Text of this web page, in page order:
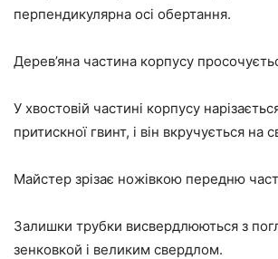
перпендикулярна осі обертання.
Дерев’яна частина корпусу
У хвостовій частині корпусу
притискної гвинт, і він вкручується на
Майстер зрізає ножівкою передню
Залишки трубки висвердлюються з
зенковкой і великим свердлом.